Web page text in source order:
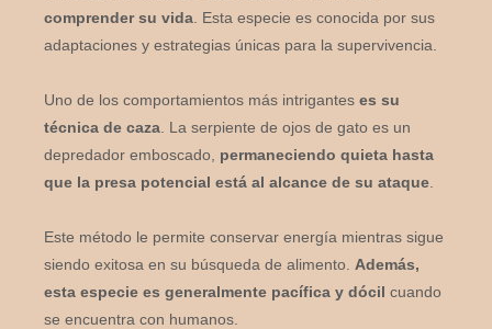
comprender su vida . Esta especie es conocida por sus
adaptaciones y estrategias únicas para la supervivencia.
Uno de los comportamientos más intrigantes es su
técnica de caza . La serpiente de ojos de gato es un
depredador emboscado, permaneciendo quieta hasta
que la presa potencial está al alcance de su ataque
Este método le permite conservar energía mientras sigue
siendo exitosa en su búsqueda de alimento. Además,
esta especie es generalmente pacífica y dócil cuando
se encuentra con humanos.